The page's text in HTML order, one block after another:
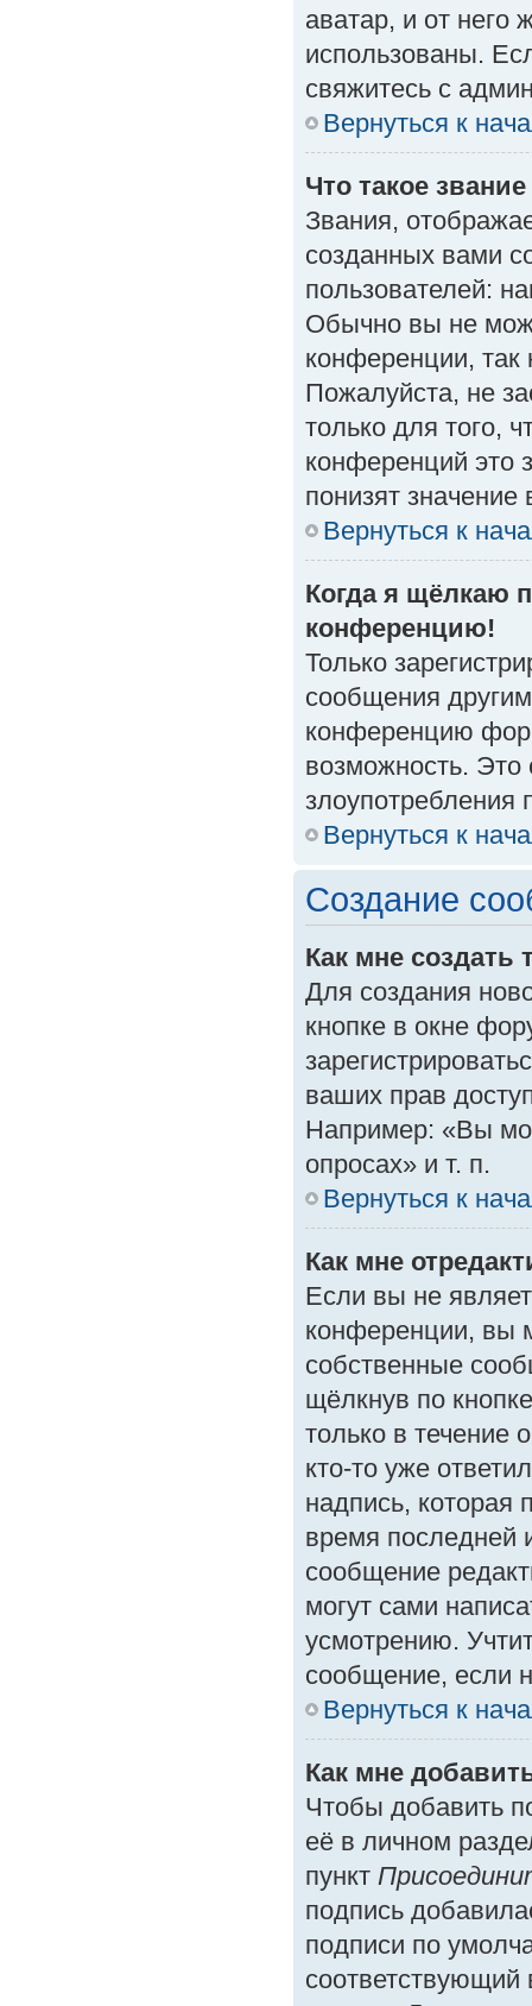
аватар, и от него
использованы.
свяжитесь с
Вернуться к
Что такое
Звания,
созданных вами
пользователей:
Обычно вы не
конференции, так
Пожалуйста, не
только для того,
конференций это
понизят
Вернуться к
Когда я щёлкаю
конференцию!
Только
сообщения
конференцию
возможность. Это
злоупотребления
Вернуться к
Создание
Как мне создать
Для создания
кнопке в окне
ваших прав
Например: «Вы
опросах» и т. п.
Вернуться к
Как мне
Если вы не
конференции, вы
собственные
щёлкнув по
только в течение
кто-то уже
надпись, которая
время последней
сообщение
могут сами
усмотрению.
сообщение, если
Вернуться к
Как мне
Чтобы добавить
её в личном
пункт
подпись
подписи по